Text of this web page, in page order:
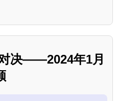
决——2024年1月